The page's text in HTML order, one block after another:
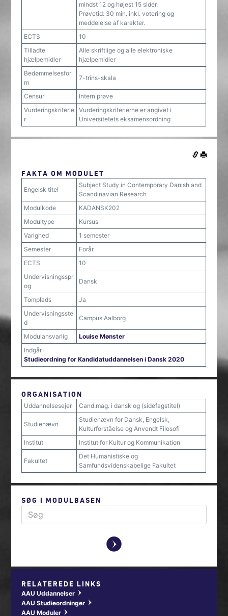
mindst 12 og højest 15 sider.
Prøvetid: 30 min. inkl. votering og
meddelelse af karakter.
ECTS
10
Tilladte
hjælpemidler
Alle skriftlige og alle elektroniske
hjælpemidler
Bedømmelsesfor
m
7-trins-skala
Censur
Intern prøve
Vurderingskriterie
r
Vurderingskriterierne er angivet i
Universitetets eksamensordning
FAKTA OM MODULET
Engelsk titel
Subject Study in Contemporary Danish and
Scandinavian Research
Modulkode
KADANSK202
Modultype
Kursus
Varighed
1 semester
Semester
Forår
ECTS
10
Undervisningsspr
og
Dansk
Tomplads
Ja
Undervisningsste
d
Campus Aalborg
Modulansvarlig
Louise Mønster
Indgår i
Studieordning for Kandidatuddannelsen i Dansk 2020
ORGANISATION
Uddannelsesejer Cand.mag. i dansk og (sidefagstitel)
Studienævn
Studienævn for Dansk, Engelsk,
Kulturforståelse og Anvendt Filosofi
Institut
Institut for Kultur og Kommunikation
Fakultet
Det Humanistiske og
Samfundsvidenskabelige Fakultet
SØG I MODULBASEN
y
RELATEREDE LINKS
AAU Uddannelser w
AAU Studieordninger w
AAU Moduler w